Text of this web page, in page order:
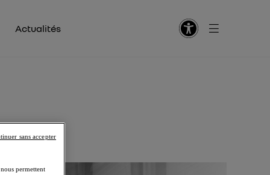
Actualités
permettent
sans accepter